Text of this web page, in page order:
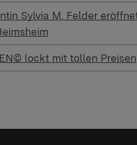
Sylvia M. Felder
lockt mit tollen Preisen